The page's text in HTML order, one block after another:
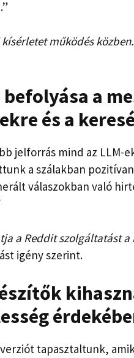
kísérletet működés közben.
a
és a
jelforrás mind az LLM-
a szálakban
válaszokban való
a Reddit szolgáltatást
igény szerint.
tapasztaltunk,